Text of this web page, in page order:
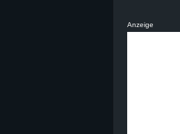
B
Anzeige